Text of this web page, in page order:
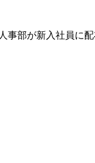
事部が新入社員に